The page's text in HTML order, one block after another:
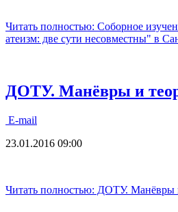
Читать полностью: Соборное
атеизм: две сути несовместны" в
ДОТУ. Манёвры и
E-mail
23.01.2016 09:00
Читать полностью: ДОТУ. Манёвры